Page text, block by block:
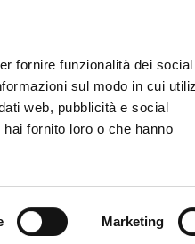
fornire funzionalità dei social
sul modo in cui
web, pubblicità e social
fornito loro o che hanno
Marketing